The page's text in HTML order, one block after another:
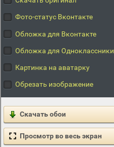
Фото-статус Вконтакте
Обложка для Вконтакте
Обложка для Одноклассники
Картинка на аватарку
Обрезать изображение
Скачать обои
Просмотр во весь экран